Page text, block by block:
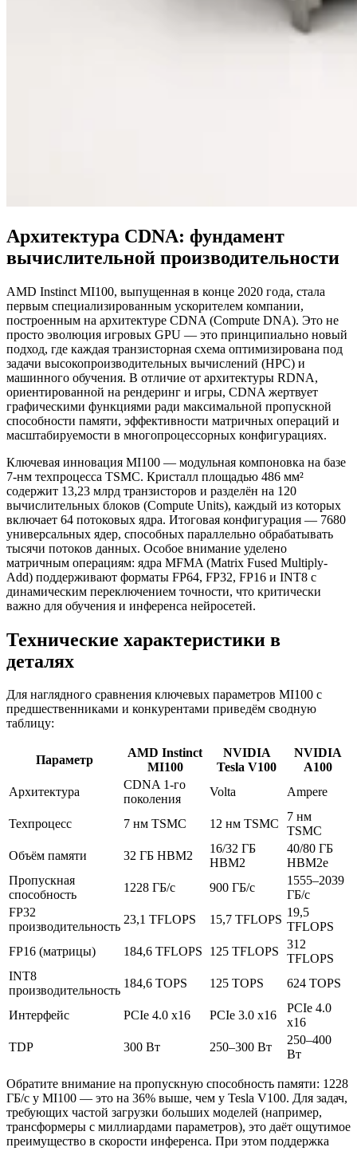
Архитектура CDNA: фундамент
вычислительной производительности
AMD Instinct MI100, выпущенная в конце 2020 года, стала
первым специализированным ускорителем компании,
построенным на архитектуре CDNA (Compute DNA). Это не
просто эволюция игровых GPU — это принципиально новый
подход, где каждая транзисторная схема оптимизирована под
задачи высокопроизводительных вычислений (HPC) и
машинного обучения. В отличие от архитектуры RDNA,
ориентированной на рендеринг и игры, CDNA жертвует
графическими функциями ради максимальной пропускной
способности памяти, эффективности матричных операций и
масштабируемости в многопроцессорных конфигурациях.
Ключевая инновация MI100 — модульная компоновка на базе
7-нм техпроцесса TSMC. Кристалл площадью 486 мм²
содержит 13,23 млрд транзисторов и разделён на 120
вычислительных блоков (Compute Units), каждый из которых
включает 64 потоковых ядра. Итоговая конфигурация — 7680
универсальных ядер, способных параллельно обрабатывать
тысячи потоков данных. Особое внимание уделено
матричным операциям: ядра MFMA (Matrix Fused Multiply-
Add) поддерживают форматы FP64, FP32, FP16 и INT8 с
динамическим переключением точности, что критически
важно для обучения и инференса нейросетей.
Технические характеристики в
деталях
Для наглядного сравнения ключевых параметров MI100 с
предшественниками и конкурентами приведём сводную
таблицу:
Параметр
AMD Instinct
MI100
NVIDIA
Tesla V100
NVIDIA
A100
Архитектура
CDNA 1-го
поколения
Volta Ampere
Техпроцесс 7 нм TSMC 12 нм TSMC
7 нм
TSMC
Объём памяти
32 ГБ HBM2
16/32 ГБ
HBM2
40/80 ГБ
HBM2e
Пропускная
способность
1228 ГБ/с 900 ГБ/с
1555–2039
ГБ/с
FP32
производительность
23,1 TFLOPS 15,7 TFLOPS
19,5
TFLOPS
FP16 (матрицы)
184,6 TFLOPS 125 TFLOPS
312
TFLOPS
INT8
производительность
184,6 TOPS 125 TOPS 624 TOPS
Интерфейс PCIe 4.0 x16 PCIe 3.0 x16
PCIe 4.0
x16
TDP
300 Вт 250–300 Вт
250–400
Вт
Обратите внимание на пропускную способность памяти: 1228
ГБ/с у MI100 — это на 36% выше, чем у Tesla V100. Для задач,
требующих частой загрузки больших моделей (например,
трансформеры с миллиардами параметров), это даёт ощутимое
преимущество в скорости инференса. При этом поддержка